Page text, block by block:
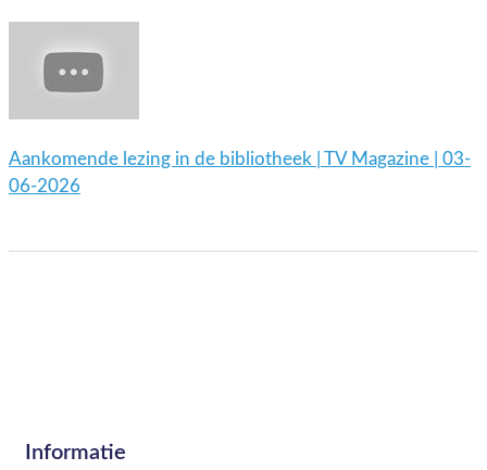
Aankomende lezing in de bibliotheek | TV Magazine | 03-
06-2026
Informatie